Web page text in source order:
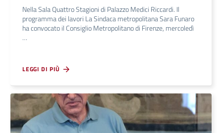
Nella Sala Quattro Stagioni di Palazzo Medici Riccardi. Il
programma dei lavori La Sindaca metropolitana Sara Funaro
ha convocato il Consiglio Metropolitano di Firenze, mercoledì
…
LEGGI DI PIÙ